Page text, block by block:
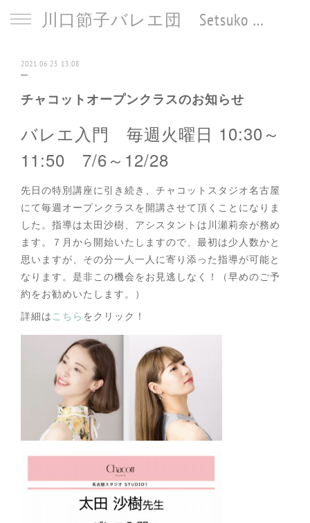
川口節子バレエ団 Setsuko Kawaguchi Ballet
2021.06.25 13:08
チャコットオープンクラスのお知らせ
バレエ入門 毎週火曜日 10:30～
11:50 7/6～12/28
先日の特別講座に引き続き、チャコットスタジオ名古屋
にて毎週オープンクラスを開講させて頂くことになりま
した。指導は太田沙樹、アシスタントは川瀬莉奈が務め
ます。７月から開始いたしますので、最初は少人数かと
思いますが、その分一人一人に寄り添った指導が可能と
なります。是非この機会をお見逃しなく！（早めのご予
約をお勧めいたします。）
詳細は こちら をクリック！